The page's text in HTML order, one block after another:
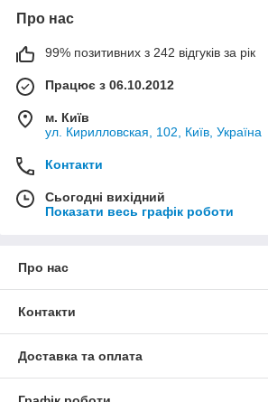
Про нас
99% позитивних з 242 відгуків за рік
Працює з 06.10.2012
м. Київ
ул. Кирилловская, 102, Київ, Україна
Контакти
Сьогодні вихідний
Показати весь графік роботи
Про нас
Контакти
Доставка та оплата